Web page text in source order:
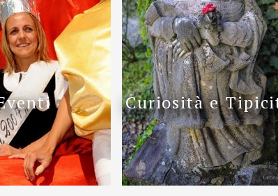
Curiosità e